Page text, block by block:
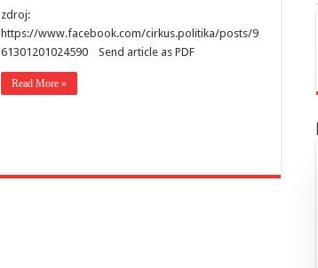
zdroj:
https://www.facebook.com/cirkus.politika/posts/9
61301201024590 Send article as PDF
Read More »